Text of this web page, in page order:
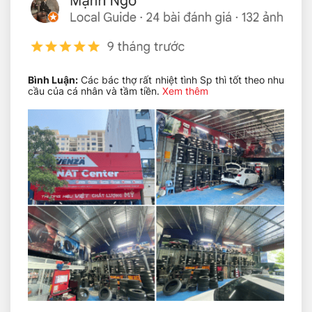
CENTER
Đặc điển ắc quy ô tô Sebang
Dùng cho đa dạng các loại xe từ xe nâng, máy
múc, xe cẩu đến các loại xe phỏ biến thông
thường.
Đây là loại ắc quy kín khí, không cần bảo dưỡng,
không cần bổ sung nước cất.
Loại ắc quy này có khả năng hoạt động tốt trong
điều kiện nhiệt độ cao mà không bị giảm tuổi thọ
của ắc quy.
Hợp kim chì – canxi giúp nâng cao khả năng khởi
động
Bình Luận: Các bác thợ rất nhiệt tình Sp thì tốt theo nhu
cầu của cá nhân và tầm tiền. Xem thêm